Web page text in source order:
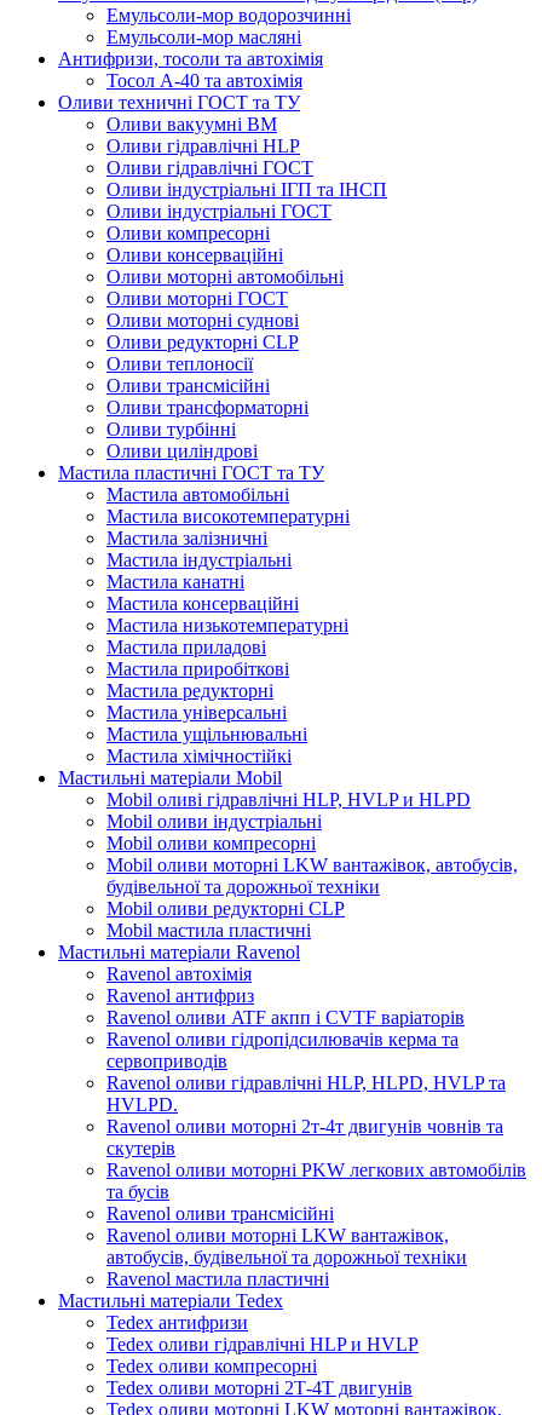
Емульсоли-мор водорозчинні
Емульсоли-мор масляні
Антифризи, тосоли та автохімія
Тосол А-40 та автохімія
Оливи техничні ГОСТ та ТУ
Оливи вакуумні ВМ
Оливи гідравлічні HLP
Оливи гідравлічні ГОСТ
Оливи індустріальні ІГП та ІНСП
Оливи індустріальні ГОСТ
Оливи компресорні
Оливи консерваційні
Оливи моторні автомобільні
Оливи моторні ГОСТ
Оливи моторні суднові
Оливи редукторні CLP
Оливи теплоносії
Оливи трансмісійні
Оливи трансформаторні
Оливи турбінні
Оливи циліндрові
Мастила пластичні ГОСТ та ТУ
Мастила автомобільні
Мастила високотемпературні
Мастила залізничні
Мастила індустріальні
Мастила канатні
Мастила консерваційні
Мастила низькотемпературні
Мастила приладові
Мастила приробіткові
Мастила редукторні
Мастила універсальні
Мастила ущільнювальні
Мастила хімічностійкі
Мастильні матеріали Mobil
Mobil оливі гідравлічні HLP, HVLP и HLPD
Mobil оливи індустріальні
Mobil оливи компресорні
Mobil оливи моторні LKW вантажівок, автобусів,
будівельної та дорожньої техніки
Mobil оливи редукторні CLP
Mobil мастила пластичні
Мастильні матеріали Ravenol
Ravenol автохімія
Ravenol антифриз
Ravenol оливи ATF акпп і CVTF варіаторів
Ravenol оливи гідропідсилювачів керма та
сервоприводів
Ravenol оливи гідравлічні HLP, HLPD, HVLP та
HVLPD.
Ravenol оливи моторні 2т-4т двигунів човнів та
скутерів
Ravenol оливи моторні PKW легкових автомобілів
та бусів
Ravenol оливи трансмісійні
Ravenol оливи моторні LKW вантажівок,
автобусів, будівельної та дорожньої техніки
Ravenol мастила пластичні
Мастильні матеріали Tedex
Tedex антифризи
Tedex оливи гідравлічні HLP и HVLP
Tedex оливи компресорні
Tedex оливи моторні 2Т-4Т двигунів
Tedex оливи моторні LKW моторні вантажівок,